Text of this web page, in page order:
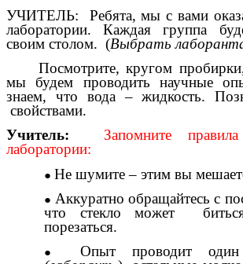
УЧИТЕЛЬ: Ребята, мы с вами
лаборатории. Каждая группа
своим столом. (Выбрать
Посмотрите, кругом
мы будем проводить научные
знаем, что вода – жидкость.
свойствами.
Учитель:
Запомните
лаборатории:
Не шумите – этим вы
Аккуратно обращайтесь с
что стекло может
порезаться.
Опыт проводит